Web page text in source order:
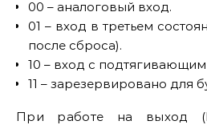
00 – аналоговый вход.
01 – вход в третьем
после сброса).
10 – вход с
11 – зарезервировано для
При работе на выход